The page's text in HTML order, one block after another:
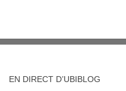
EN DIRECT D’UBIBLOG